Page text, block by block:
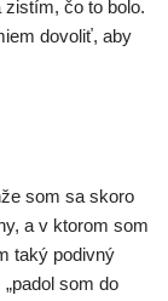
zis­tím, čo to bolo.
dovo­liť, aby
som sa sko­ro
a v kto­rom som
taký podiv­ný
som do